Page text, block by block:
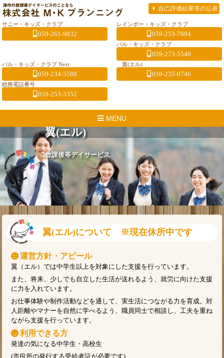
自己評価結果等の公表
サニー・キッズ・クラブ
059-261-9832
レインボー・キッズ・クラブ
059-253-7694
パル・キッズ・クラブ
059-273-5540
パル・キッズ・クラブ Next
059-234-5588
翼(エル)
059-235-0746
総務電話番号
059-253-3352
MENU
放課後等デイサービス
翼(エル)
翼(エル)について ※現在休所中です
運営方針・アピール
翼（エル）では中学生以上を対象にした支援を行っています。
また、 将来、少しでも自立した生活が送れるよう、就労に向けた支援
に力を入れています。
お仕事体験や制作活動などを通して、実生活につながる力を育成。対
人距離やマナーを自然に学べるよう、職員同士で相談し、工夫を重ね
ながら支援を行っています。
利用できる方
発達の気になる中学生・高校生